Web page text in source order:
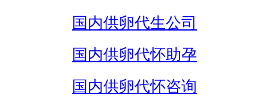
国内供卵代生公司
国内供卵代怀助孕
国内供卵代怀咨询